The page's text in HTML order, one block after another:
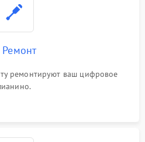
Ремонт
ремонтируют ваш цифровое